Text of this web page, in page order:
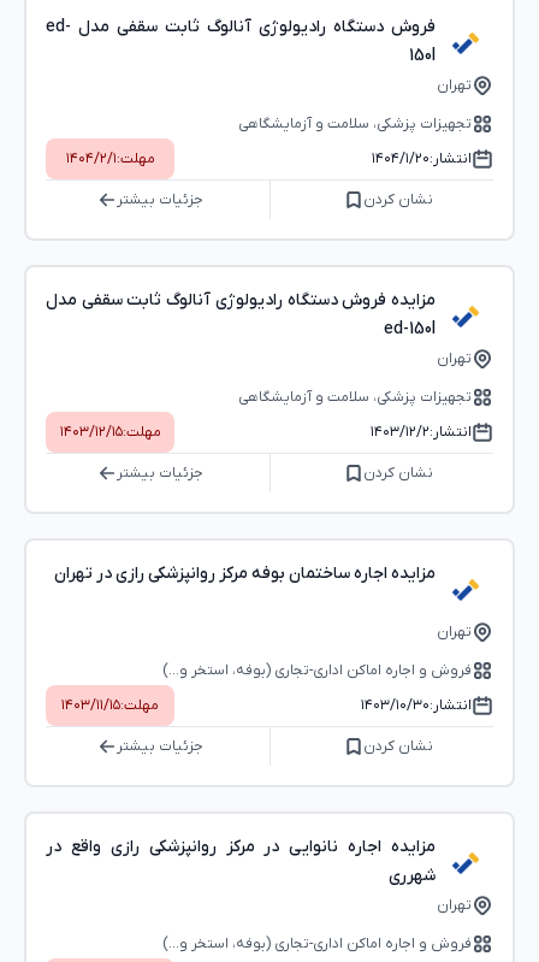
فروش دستگاه رادیولوژی آنالوگ ثابت سقفی مدل ed-
150l
تهران
تجهیزات پزشکی، سلامت و آزمایشگاهی
انتشار:۱۴۰۴/۱/۲۰ مهلت:۱۴۰۴/۲/۱
نشان کردن جزئیات بیشتر
مزایده فروش دستگاه رادیولوژی آنالوگ ثابت سقفی مدل
ed-150l
تهران
تجهیزات پزشکی، سلامت و آزمایشگاهی
انتشار:۱۴۰۳/۱۲/۲ مهلت:۱۴۰۳/۱۲/۱۵
نشان کردن جزئیات بیشتر
مزایده اجاره ساختمان بوفه مرکز روانپزشکی رازی در تهران
تهران
فروش و اجاره اماکن اداری-تجاری (بوفه، استخر و...)
انتشار:۱۴۰۳/۱۰/۳۰ مهلت:۱۴۰۳/۱۱/۱۵
نشان کردن جزئیات بیشتر
مزایده اجاره نانوایی در مرکز روانپزشکی رازی واقع در
شهرری
تهران
فروش و اجاره اماکن اداری-تجاری (بوفه، استخر و...)